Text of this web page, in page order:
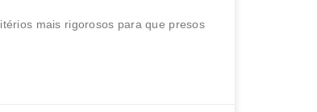
mais rigorosos para que presos